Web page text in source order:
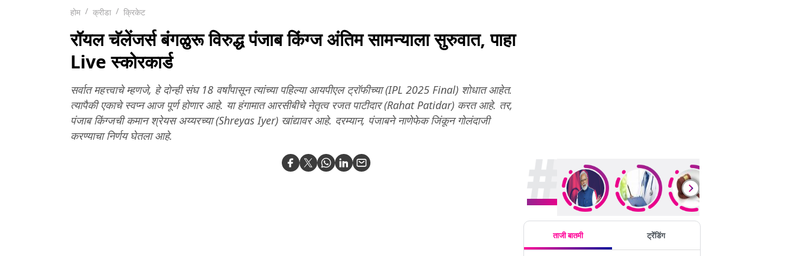
होम क्रीडा क्रिकेट
रॉयल चॅलेंजर्स बंगळुरू विरुद्ध पंजाब किंग्ज अंतिम सामन्याला सुरुवात, पाहा
Live स्कोरकार्ड
सर्वात महत्त्वाचे म्हणजे, हे दोन्ही संघ 18 वर्षांपासून त्यांच्या पहिल्या आयपीएल ट्रॉफीच्या (IPL 2025 Final) शोधात आहेत.
त्यापैकी एकाचे स्वप्न आज पूर्ण होणार आहे. या हंगामात आरसीबीचे नेतृत्व रजत पाटीदार (Rahat Patidar) करत आहे. तर,
पंजाब किंग्जची कमान श्रेयस अय्यरच्या (Shreyas Iyer) खांद्यावर आहे. दरम्यान, पंजाबने नाणेफेक जिंकून गोलंदाजी
करण्याचा निर्णय घेतला आहे.
ताजी बातमी ट्रेंडिंग